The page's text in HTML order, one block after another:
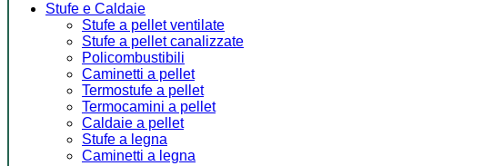
Stufe e Caldaie
Stufe a pellet ventilate
Stufe a pellet canalizzate
Policombustibili
Caminetti a pellet
Termostufe a pellet
Termocamini a pellet
Caldaie a pellet
Stufe a legna
Caminetti a legna